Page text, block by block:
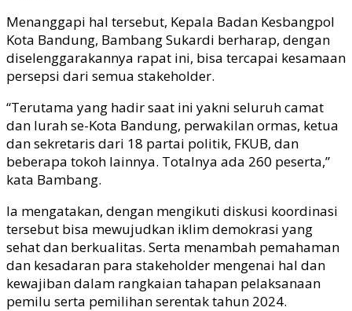
Menanggapi hal tersebut, Kepala Badan Kesbangpol
Kota Bandung, Bambang Sukardi berharap, dengan
diselenggarakannya rapat ini, bisa tercapai kesamaan
persepsi dari semua stakeholder.
“Terutama yang hadir saat ini yakni seluruh camat
dan lurah se-Kota Bandung, perwakilan ormas, ketua
dan sekretaris dari 18 partai politik, FKUB, dan
beberapa tokoh lainnya. Totalnya ada 260 peserta,”
kata Bambang.
Ia mengatakan, dengan mengikuti diskusi koordinasi
tersebut bisa mewujudkan iklim demokrasi yang
sehat dan berkualitas. Serta menambah pemahaman
dan kesadaran para stakeholder mengenai hal dan
kewajiban dalam rangkaian tahapan pelaksanaan
pemilu serta pemilihan serentak tahun 2024.